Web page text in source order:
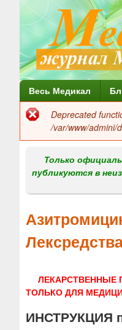
Г
л
н
м
е
Весь Медикал
об
ошибке
Deprecated
/var/www/admini/
Только
публикуются в
ЛЕКАРСТВЕННЫЕ
ТОЛЬКО ДЛЯ
ИНСТРУКЦИЯ